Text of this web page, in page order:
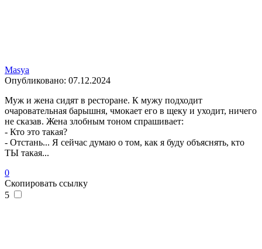
Masya
Опубликовано: 07.12.2024
Муж и жена сидят в ресторане. К мужу подходит
очаровательная барышня, чмокает его в щеку и уходит, ничего
не сказав. Жена злобным тоном спрашивает:
- Кто это такая?
- Отстань... Я сейчас думаю о том, как я буду объяснять, кто
ТЫ такая...
0
Скопировать ссылку
5